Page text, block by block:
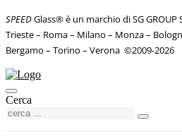
SPEEDGlass® è un marchio di SG GROUP
Trieste – Roma – Milano – Monza –
Bergamo – Torino – Verona ©2009-2026
Cerca